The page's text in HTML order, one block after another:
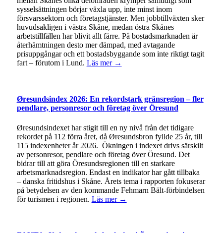
sysselsättningen börjar växla upp, inte minst inom
försvarssektorn och företagstjänster. Men jobbtillväxten sker
huvudsakligen i västra Skåne, medan östra Skånes
arbetstillfällen har blivit allt färre. På bostadsmarknaden är
återhämtningen desto mer dämpad, med avtagande
prisuppgångar och ett bostadsbyggande som inte riktigt tagit
fart – förutom i Lund. Läs mer →
Øresundsindex 2026: En rekordstark gränsregion – fler
pendlare, personresor och företag över Öresund
Øresundsindexet har stigit till en ny nivå från det tidigare
rekordet på 112 förra året, då Øresundsbron fyllde 25 år, till
115 indexenheter år 2026. Ökningen i indexet drivs särskilt
av personresor, pendlare och företag över Öresund. Det
bidrar till att göra Öresundsregionen till en starkare
arbetsmarknadsregion. Endast en indikator har gått tillbaka
– danska fritidshus i Skåne. Årets tema i rapporten fokuserar
på betydelsen av den kommande Fehmarn Bält-förbindelsen
för turismen i regionen. Läs mer →